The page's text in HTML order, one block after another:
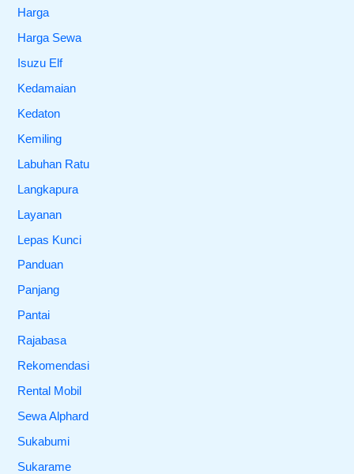
Harga
Harga Sewa
Isuzu Elf
Kedamaian
Kedaton
Kemiling
Labuhan Ratu
Langkapura
Layanan
Lepas Kunci
Panduan
Panjang
Pantai
Rajabasa
Rekomendasi
Rental Mobil
Sewa Alphard
Sukabumi
Sukarame